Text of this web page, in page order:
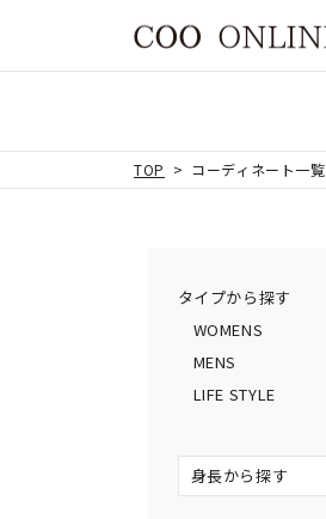
TOP コーディネート一覧
タイプから探す
WOMENS
MENS
LIFE STYLE
身長から探す